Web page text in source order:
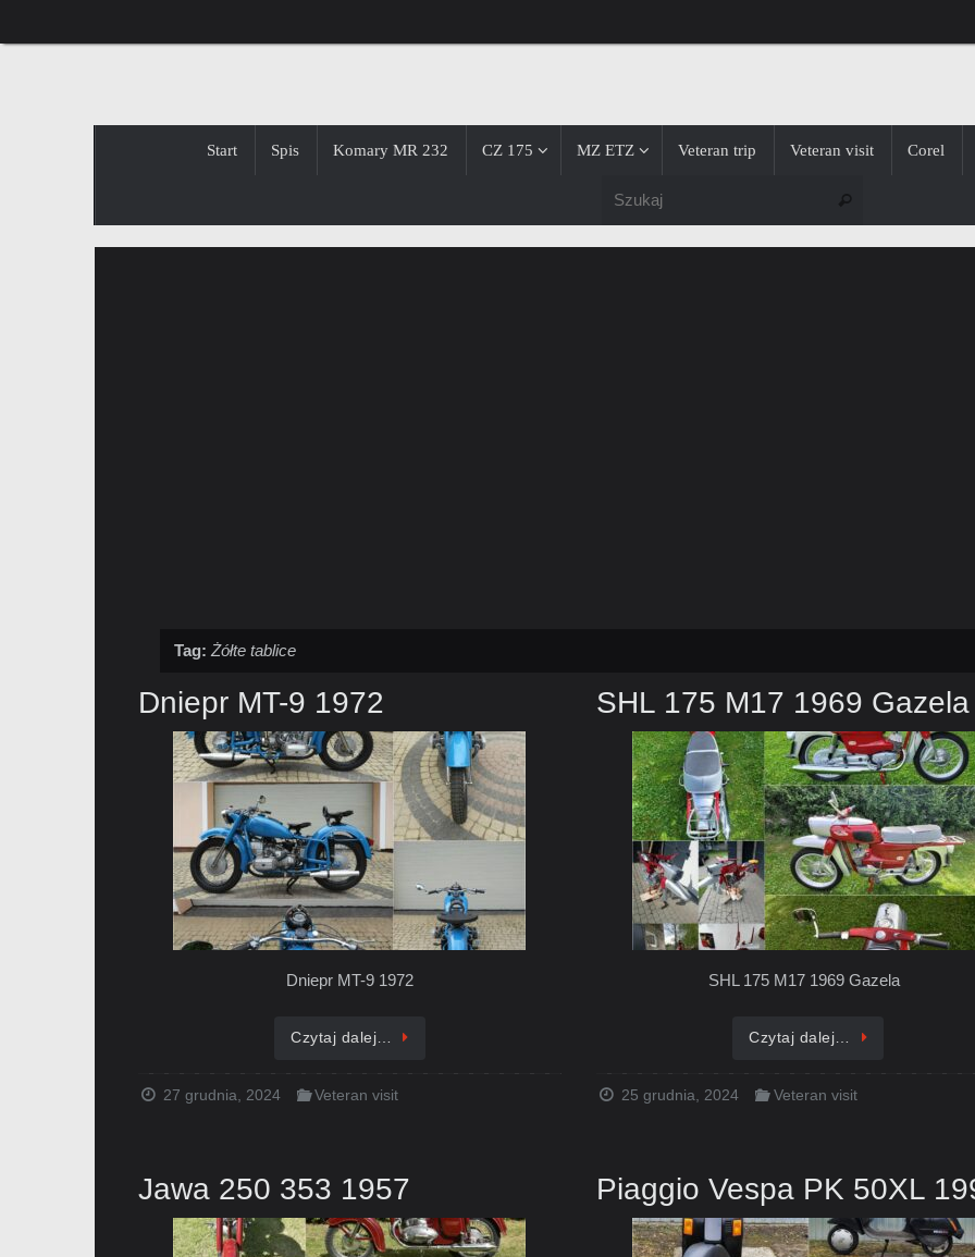
do
Start Spis Komary MR 232 CZ 175 MZ ETZ Veteran trip Veteran visit Corel
Tag: Żółte tablice
Dniepr MT-9 1972
Dniepr MT-9 1972
Czytaj dalej…
27 grudnia, 2024 Veteran visit
SHL 175 M17 1969 Gazela
SHL 175 M17 1969 Gazela
Czytaj dalej…
25 grudnia, 2024 Veteran visit
Jawa 250 353 1957 Piaggio Vespa PK 50XL